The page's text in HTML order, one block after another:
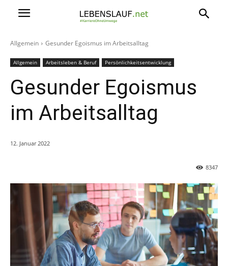
Allgemein Gesunder Egoismus im Arbeitsalltag
Allgemein Arbeitsleben & Beruf Persönlichkeitsentwicklung
Gesunder Egoismus
im Arbeitsalltag
12. Januar 2022
8347